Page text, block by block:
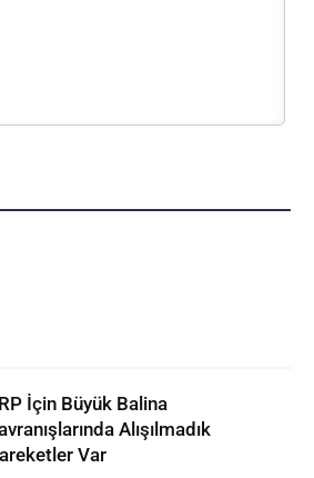
İçin Büyük Balina
Alışılmadık
Var